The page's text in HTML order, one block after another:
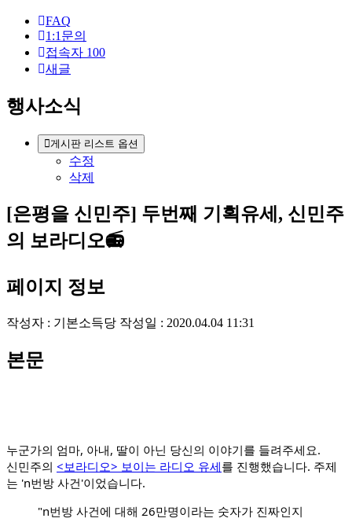
FAQ
1:1문의
접속자 100
새글
행사소식
게시판 리스트 옵션
수정
삭제
[은평을 신민주] 두번째 기획유세, 신민주
의 보라디오📻
페이지 정보
작성자 : 기본소득당 작성일 : 2020.04.04 11:31
본문
누군가의 엄마, 아내, 딸이 아닌 당신의 이야기를 들려주세요.
신민주의 <보라디오> 보이는 라디오 유세를 진행했습니다. 주제
는 'n번방 사건'이었습니다.
"n번방 사건에 대해 26만명이라는 숫자가 진짜인지